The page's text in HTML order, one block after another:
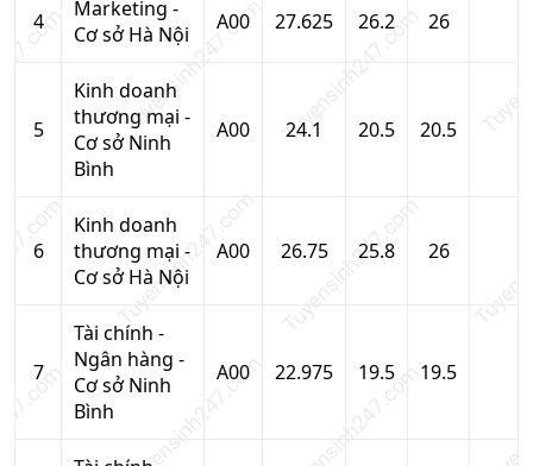
4
Marketing -
Cơ sở Hà Nội
A00 27.625 26.2 26
5
Kinh doanh
thương mại -
Cơ sở Ninh
Bình
A00 24.1 20.5 20.5
6
Kinh doanh
thương mại -
Cơ sở Hà Nội
A00 26.75 25.8 26
7
Tài chính -
Ngân hàng -
Cơ sở Ninh
Bình
A00 22.975 19.5 19.5